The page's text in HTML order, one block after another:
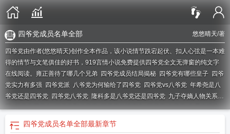
悠悠晴天/著
四爷党成员名单全部
四爷党由作者(悠悠晴天)创作全本作品，该小说情节跌宕起伏、扣人心弦是一本难
得的情节与文笔俱佳的好书，919言情小说免费提供四爷党全文无弹窗的纯文字
在线阅读。 雍正善待了哪几个兄弟 四爷党成员结局揭秘 四爷党有哪些皇子 四爷
党实力有多强 四爷党派 八爷党为何输给了四爷党 四爷党vs八爷党 年希尧是八
爷党还是四爷党 四爷党八爷党 隆科多是八爷党还是四爷党 九子夺嫡人物关系
图四爷党哪些人四爷党和八爷党四爷党的清穿文四爷党 八爷党九子夺嫡为
啥没有五六七阿哥 八爷党 四爷党成员 四爷党主要成员
爷党
四爷党成员名单全部最新章节